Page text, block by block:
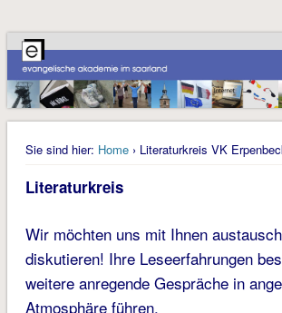
Sie sind hier: Home› Literaturkreis VK
Literaturkreis
Wir möchten uns mit Ihnen
diskutieren! Ihre Leseerfahrungen
weitere anregende Gespräche in
Atmosphäre führen.